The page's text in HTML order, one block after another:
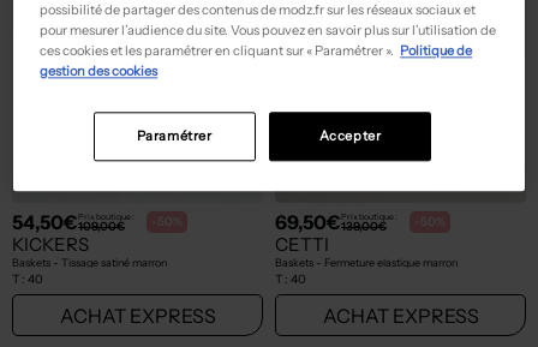
54,50€Prix boutique :
109,00€ -50%
KICKERS
Baskets - Tissage satiné marron
T : 40
ACHAT EXPRESS
69,50€Prix boutique :
139,00€ -50%
CETTI
Baskets - Fermeture elastique marron
T : 40
ACHAT EXPRESS
possibilité de partager des contenus de modz.fr sur les réseaux sociaux et
pour mesurer l’audience du site. Vous pouvez en savoir plus sur l’utilisation de
ces cookies et les paramétrer en cliquant sur « Paramétrer ». Politique de
gestion des cookies
Accepter
Paramétrer